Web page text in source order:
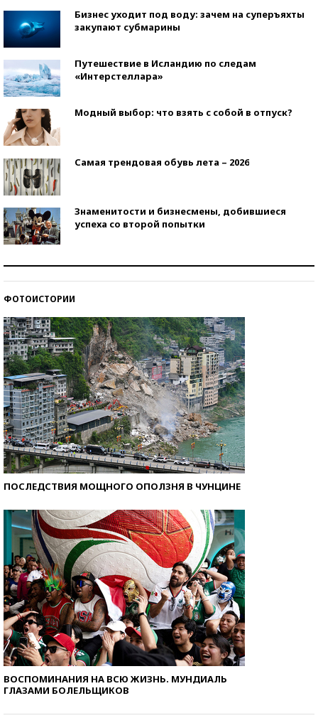
Бизнес уходит под воду: зачем на суперъяхты
закупают субмарины
Путешествие в Исландию по следам
«Интерстеллара»
Модный выбор: что взять с собой в отпуск?
Самая трендовая обувь лета – 2026
Знаменитости и бизнесмены, добившиеся
успеха со второй попытки
ФОТОИСТОРИИ
ПОСЛЕДСТВИЯ МОЩНОГО ОПОЛЗНЯ В ЧУНЦИНЕ
ВОСПОМИНАНИЯ НА ВСЮ ЖИЗНЬ. МУНДИАЛЬ
ГЛАЗАМИ БОЛЕЛЬЩИКОВ